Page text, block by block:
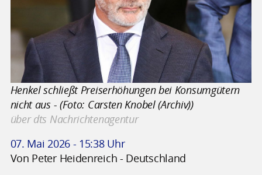
Henkel schließt Preiserhöhungen bei Konsumgütern
nicht aus - (Foto: Carsten Knobel (Archiv))
über dts Nachrichtenagentur
07. Mai 2026 - 15:38 Uhr
Von Peter Heidenreich - Deutschland